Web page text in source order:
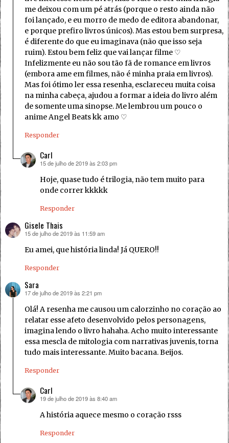
me deixou com um pé atrás (porque o resto ainda não
foi lançado, e eu morro de medo de editora abandonar,
e porque prefiro livros únicos). Mas estou bem surpresa,
é diferente do que eu imaginava (não que isso seja
ruim). Estou bem feliz que vai lançar filme ♡
Infelizmente eu não sou tão fã de romance em livros
(embora ame em filmes, não é minha praia em livros).
Mas foi ótimo ler essa resenha, esclareceu muita coisa
na minha cabeça, ajudou a formar a ideia do livro além
de somente uma sinopse. Me lembrou um pouco o
anime Angel Beats kk amo ♡
Responder
Carl
disse:
15 de julho de 2019 às 2:03 pm
Hoje, quase tudo é trilogia, não tem muito para
onde correr kkkkk
Responder
Gisele Thais
disse:
15 de julho de 2019 às 11:59 am
Eu amei, que história linda! Já QUERO!!
Responder
Sara
disse:
17 de julho de 2019 às 2:21 pm
Olá! A resenha me causou um calorzinho no coração ao
relatar esse afeto desenvolvido pelos personagens,
imagina lendo o livro hahaha. Acho muito interessante
essa mescla de mitologia com narrativas juvenis, torna
tudo mais interessante. Muito bacana. Beijos.
Responder
Carl
disse:
19 de julho de 2019 às 8:40 am
A história aquece mesmo o coração rsss
Responder